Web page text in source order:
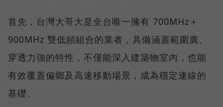
首先，台灣大哥大是全台唯一擁有 700MHz＋
900MHz 雙低頻組合的業者，具備涵蓋範圍廣、
穿透力強的特性，不僅能深入建築物室內，也能
有效覆蓋偏鄉及高速移動場景，成為穩定連線的
基礎。